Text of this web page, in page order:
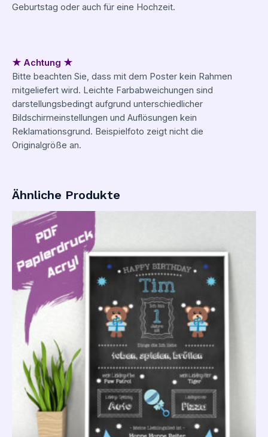
Geburtstag oder auch für eine Hochzeit.
★ Achtung ★
Bitte beachten Sie, dass mit dem Poster kein Rahmen
mitgeliefert wird. Leichte Farbabweichungen sind
darstellungsbedingt aufgrund unterschiedlicher
Bildschirmeinstellungen und Auflösungen kein
Reklamationsgrund. Beispielfoto zeigt nicht die
Originalgröße an.
Ähnliche Produkte